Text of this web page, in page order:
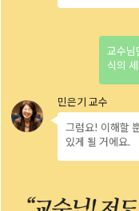
교수님
식의
그럼요! 이해할
있게 될 거에요.